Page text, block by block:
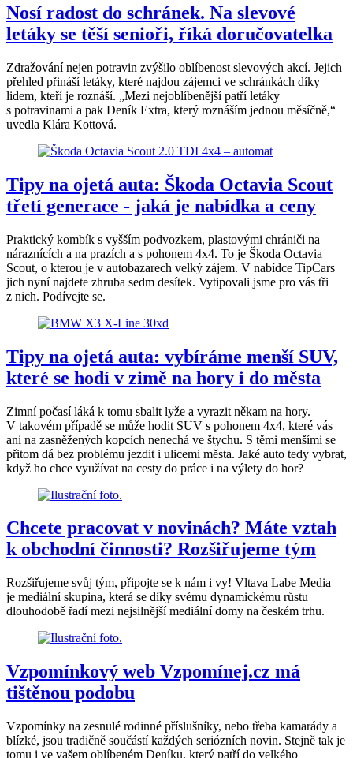
Nosí radost do schránek. Na slevové
letáky se těší senioři, říká doručovatelka
Zdražování nejen potravin zvýšilo oblíbenost slevových akcí. Jejich
přehled přináší letáky, které najdou zájemci ve schránkách díky
lidem, kteří je roznáší. „Mezi nejoblíbenější patří letáky
s potravinami a pak Deník Extra, který roznáším jednou měsíčně,“
uvedla Klára Kottová.
Tipy na ojetá auta: Škoda Octavia Scout
třetí generace - jaká je nabídka a ceny
Praktický kombík s vyšším podvozkem, plastovými chrániči na
náraznících a na prazích a s pohonem 4x4. To je Škoda Octavia
Scout, o kterou je v autobazarech velký zájem. V nabídce TipCars
jich nyní najdete zhruba sedm desítek. Vytipovali jsme pro vás tři
z nich. Podívejte se.
Tipy na ojetá auta: vybíráme menší SUV,
které se hodí v zimě na hory i do města
Zimní počasí láká k tomu sbalit lyže a vyrazit někam na hory.
V takovém případě se může hodit SUV s pohonem 4x4, které vás
ani na zasněžených kopcích nenechá ve štychu. S těmi menšími se
přitom dá bez problému jezdit i ulicemi města. Jaké auto tedy vybrat,
když ho chce využívat na cesty do práce i na výlety do hor?
Chcete pracovat v novinách? Máte vztah
k obchodní činnosti? Rozšiřujeme tým
Rozšiřujeme svůj tým, připojte se k nám i vy! Vltava Labe Media
je mediální skupina, která se díky svému dynamickému růstu
dlouhodobě řadí mezi nejsilnější mediální domy na českém trhu.
Vzpomínkový web Vzpomínej.cz má
tištěnou podobu
Vzpomínky na zesnulé rodinné příslušníky, nebo třeba kamarády a
blízké, jsou tradičně součástí každých seriózních novin. Stejně tak je
tomu i ve vašem oblíbeném Deníku, který patří do velkého